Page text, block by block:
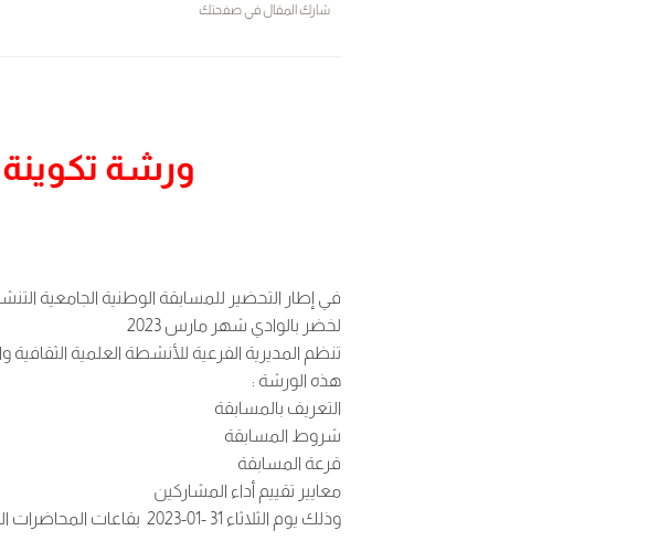
شارك المقال في صفحتك
ورشة
في إطار التحضير للمسابقة الوطنية الجامعية
لخضر بالوادي شهر مارس 2023
تنظم المديرية الفرعية للأنشطة العلمية
هذه الورشة :
التعريف بالمسابقة
شروط المسابقة
قرعة المسابقة
معايير تقييم أداء المشاركين
وذلك يوم الثلاثاء 31 -01-2023 بقاعات المحاضرات الصغرى المدياتيك